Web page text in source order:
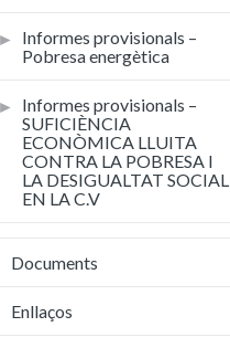
Informes provisionals –
Pobresa energètica
Informes provisionals –
SUFICIÈNCIA
ECONÒMICA LLUITA
CONTRA LA POBRESA I
LA DESIGUALTAT SOCIAL
EN LA C.V
Documents
Enllaços